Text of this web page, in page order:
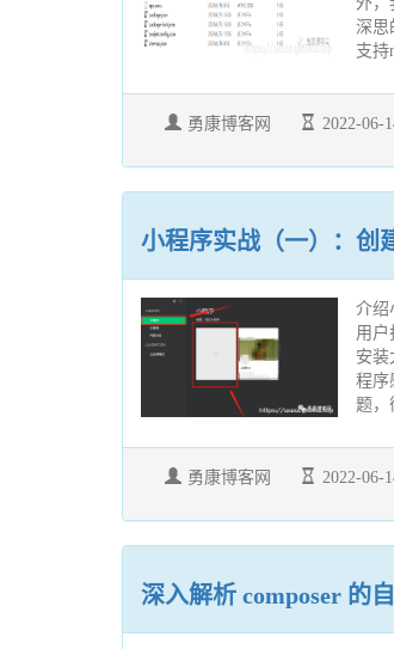
深思
支持
勇康博客网 2022-06-
小程序实战（一）：创
介绍
用户
安装
程序
题，
勇康博客网 2022-06-
深入解析 composer 的